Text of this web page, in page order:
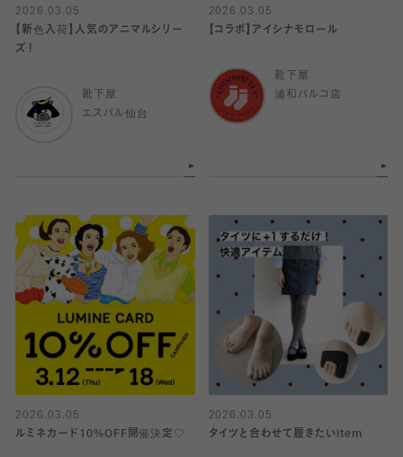
2026.03.05
【新色入荷】人気のアニマルシリー
ズ！
靴下屋
エスパル仙台
2026.03.05
【コラボ】アイシナモロール
靴下屋
浦和パルコ店
2026.03.05
ルミネカード10%OFF開催決定♡
2026.03.05
タイツと合わせて履きたいitem